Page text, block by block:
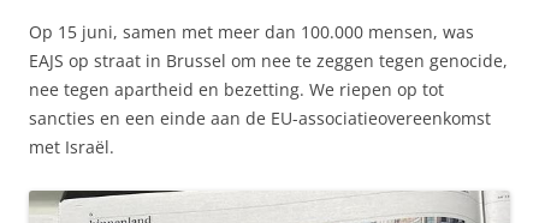
Op 15 juni, samen met meer dan 100.000 mensen, was
EAJS op straat in Brussel om nee te zeggen tegen genocide,
nee tegen apartheid en bezetting. We riepen op tot
sancties en een einde aan de EU-associatieovereenkomst
met Israël.